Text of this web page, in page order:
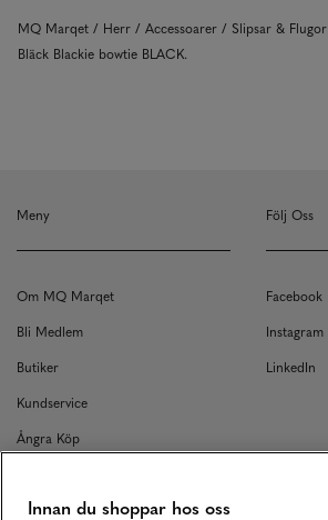
MQ Marqet Herr Accessoarer
Slipsar & Flugor
Bläck Blackie bowtie BLACK.
Meny
Om MQ Marqet
Bli Medlem
Butiker
Kundservice
Ångra Köp
Returer
Följ Oss
Facebook
Instagram
LinkedIn
Innan du shoppar hos oss